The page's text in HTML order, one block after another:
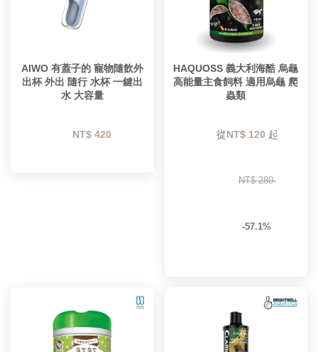
AIWO 有蓋子的 寵物隨飲外
出杯 外出 隨行 水杯 一鍵出
水 大容量
NT$ 420
HAQUOSS 義大利海酷 烏龜
高能量主食飼料 適用烏龜 爬
蟲類
        從
NT$ 120 起
NT$ 280
-57.1%